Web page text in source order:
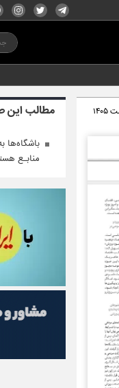
مطالب این
منابـع